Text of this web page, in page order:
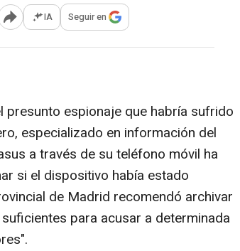
Abrir opciones para compartir
IA Seguir en
presunto espionaje que habría sufrido
especializado en información del
a través de su teléfono móvil ha
si el dispositivo había estado
de Madrid recomendó archivar
para acusar a determinada